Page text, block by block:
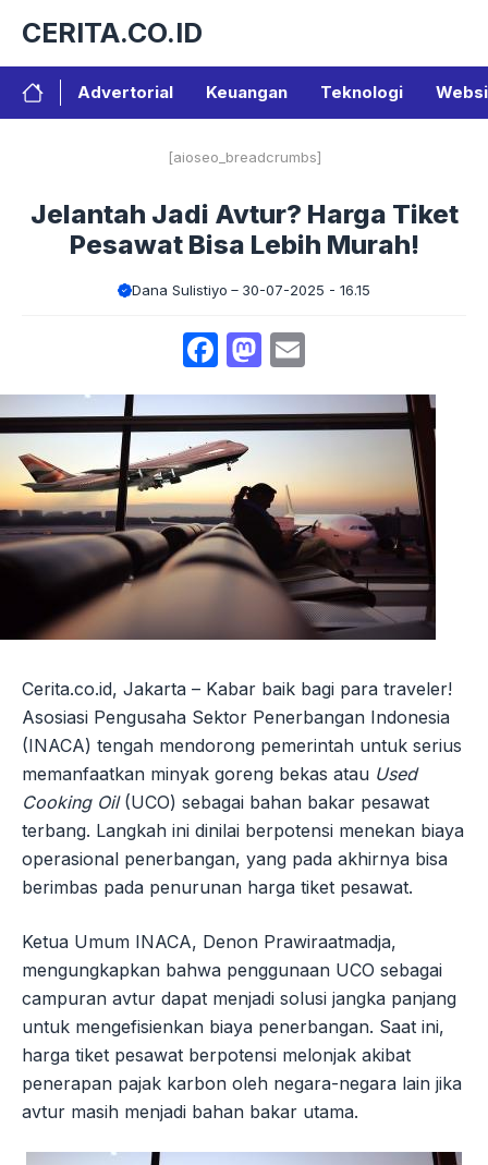
isi
CERITA.CO.ID
Advertorial Keuangan Teknologi
[aioseo_breadcrumbs]
Jelantah Jadi Avtur? Harga Tiket
Pesawat Bisa Lebih Murah!
Dana Sulistiyo 30-07-2025 - 16.15
Facebook
Mastodon
Cerita.co.id, Jakarta – Kabar baik bagi para traveler!
Asosiasi Pengusaha Sektor Penerbangan Indonesia
(INACA) tengah mendorong pemerintah untuk serius
memanfaatkan minyak goreng bekas atau Used
Cooking Oil(UCO) sebagai bahan bakar pesawat
terbang. Langkah ini dinilai berpotensi menekan biaya
operasional penerbangan, yang pada akhirnya bisa
berimbas pada penurunan harga tiket pesawat.
Ketua Umum INACA, Denon Prawiraatmadja,
mengungkapkan bahwa penggunaan UCO sebagai
campuran avtur dapat menjadi solusi jangka panjang
untuk mengefisienkan biaya penerbangan. Saat ini,
harga tiket pesawat berpotensi melonjak akibat
penerapan pajak karbon oleh negara-negara lain jika
avtur masih menjadi bahan bakar utama.